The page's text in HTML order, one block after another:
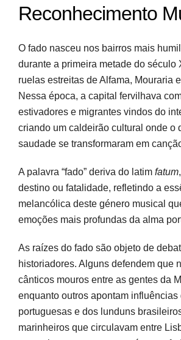
Reconhecimento
O fado nasceu nos bairros mais
durante a primeira metade do século
ruelas estreitas de Alfama, Mouraria
Nessa época, a capital fervilhava
estivadores e migrantes vindos do
criando um caldeirão cultural onde o
saudade se transformaram em
A palavra “fado” deriva do latim fatum
destino ou fatalidade, refletindo a
melancólica deste género musical
emoções mais profundas da alma
As raízes do fado são objeto de
historiadores. Alguns defendem que
cânticos mouros entre as gentes da
enquanto outros apontam
portuguesas e dos lunduns
marinheiros que circulavam entre